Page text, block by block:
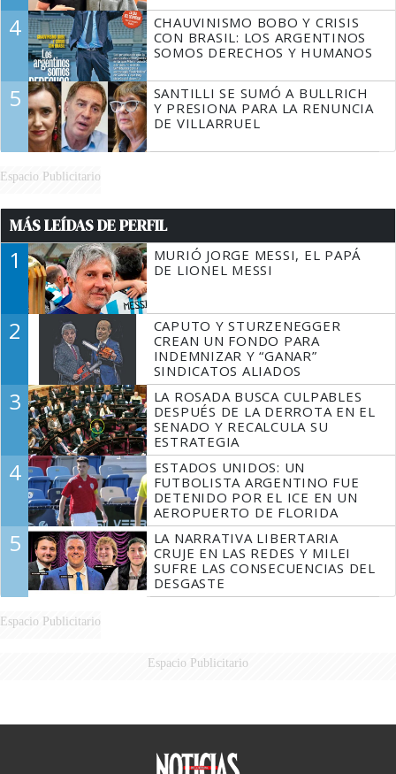
4
CHAUVINISMO BOBO Y CRISIS
CON BRASIL: LOS ARGENTINOS
SOMOS DERECHOS Y HUMANOS
5
SANTILLI SE SUMÓ A BULLRICH
Y PRESIONA PARA LA RENUNCIA
DE VILLARRUEL
Espacio Publicitario
MÁS LEÍDAS DE PERFIL
1
MURIÓ JORGE MESSI, EL PAPÁ
DE LIONEL MESSI
2
CAPUTO Y STURZENEGGER
CREAN UN FONDO PARA
INDEMNIZAR Y “GANAR”
SINDICATOS ALIADOS
3
LA ROSADA BUSCA CULPABLES
DESPUÉS DE LA DERROTA EN EL
SENADO Y RECALCULA SU
ESTRATEGIA
4
ESTADOS UNIDOS: UN
FUTBOLISTA ARGENTINO FUE
DETENIDO POR EL ICE EN UN
AEROPUERTO DE FLORIDA
5
LA NARRATIVA LIBERTARIA
CRUJE EN LAS REDES Y MILEI
SUFRE LAS CONSECUENCIAS DEL
DESGASTE
Espacio Publicitario
Espacio Publicitario